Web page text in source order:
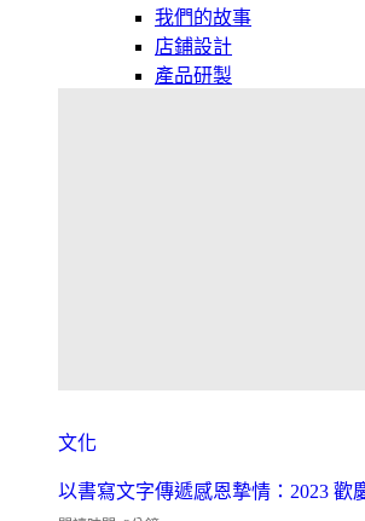
我們的故事
店鋪設計
產品研製
文化
以書寫文字傳遞感恩摯情：2023 歡